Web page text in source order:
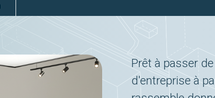
Prêt à passer
d'entreprise à